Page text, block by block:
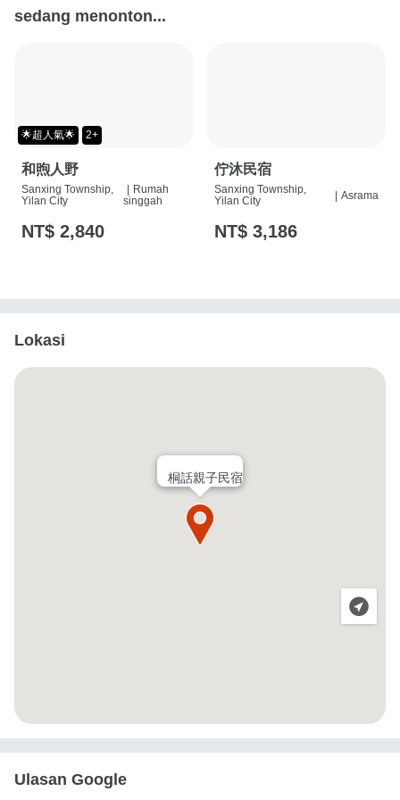
sedang menonton...
🌟超人氣🌟 2+
和煦人野
Sanxing Township,
Yilan City
Rumah
singgah
NT$ 2,840
佇沐民宿
Sanxing Township,
Yilan City
Asrama
NT$ 3,186
Lokasi
桐話親子民宿
Ulasan Google